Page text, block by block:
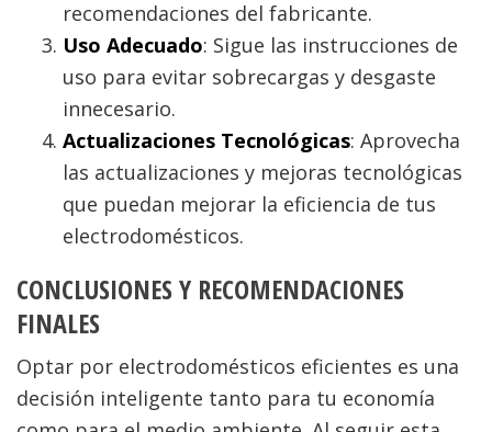
recomendaciones del fabricante.
Uso Adecuado: Sigue las instrucciones de
uso para evitar sobrecargas y desgaste
innecesario.
Actualizaciones Tecnológicas: Aprovecha
las actualizaciones y mejoras tecnológicas
que puedan mejorar la eficiencia de tus
electrodomésticos.
CONCLUSIONES Y RECOMENDACIONES
FINALES
Optar por electrodomésticos eficientes es una
decisión inteligente tanto para tu economía